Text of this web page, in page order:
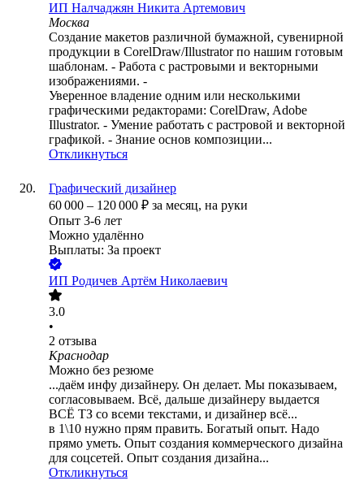
ИП Налчаджян Никита Артемович
Москва
Создание макетов различной бумажной, сувенирной
продукции в CorelDraw/Illustrator по нашим готовым
шаблонам. - Работа с растровыми и векторными
изображениями. -
Уверенное владение одним или несколькими
графическими редакторами: CorelDraw, Adobe
Illustrator. - Умение работать с растровой и векторной
графикой. - Знание основ композиции...
Откликнуться
Графический дизайнер
60 000 – 120 000 ₽ за месяц, на руки
Опыт 3-6 лет
Можно удалённо
Выплаты: За проект
ИП Родичев Артём Николаевич
3.0
•
2 отзыва
Краснодар
Можно без резюме
...даём инфу дизайнеру. Он делает. Мы показываем,
согласовываем. Всё, дальше дизайнеру выдается
ВСË ТЗ со всеми текстами, и дизайнер всё...
в 1\10 нужно прям править. Богатый опыт. Надо
прямо уметь. Опыт создания коммерческого дизайна
для соцсетей. Опыт создания дизайна...
Откликнуться